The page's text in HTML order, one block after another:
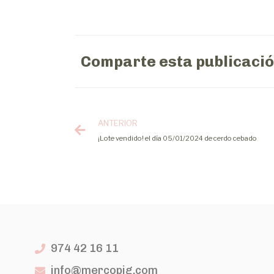
Comparte esta
ANTERIOR
¡Lote vendido! el día 05/01/2024 de cerdo cebado
974 42 16 11
info@mercopig.com